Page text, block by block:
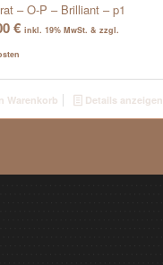
– O-P – Brilliant – p1
€ inkl. 19% MwSt. & zzgl.
Warenkorb Details anzeigen
G –